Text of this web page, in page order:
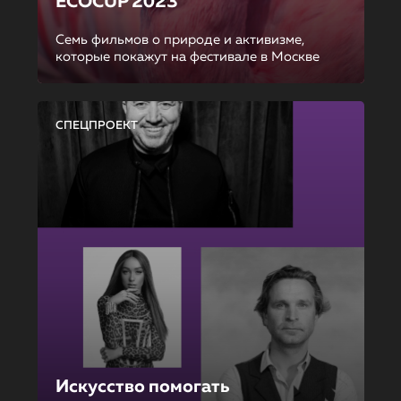
Семь фильмов о природе и активизме,
которые покажут на фестивале в Москве
СПЕЦПРОЕКТ
Искусство помогать